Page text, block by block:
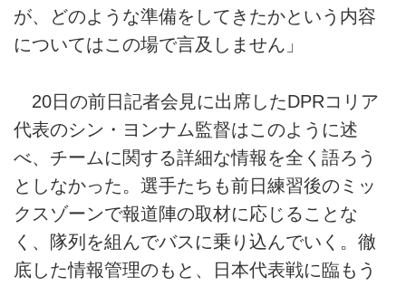
が、どのような準備をしてきたかという内容
についてはこの場で言及しません」
20日の前日記者会見に出席したDPRコリア
代表のシン・ヨンナム監督はこのように述
べ、チームに関する詳細な情報を全く語ろう
としなかった。選手たちも前日練習後のミッ
クスゾーンで報道陣の取材に応じることな
く、隊列を組んでバスに乗り込んでいく。徹
底した情報管理のもと、日本代表戦に臨もう